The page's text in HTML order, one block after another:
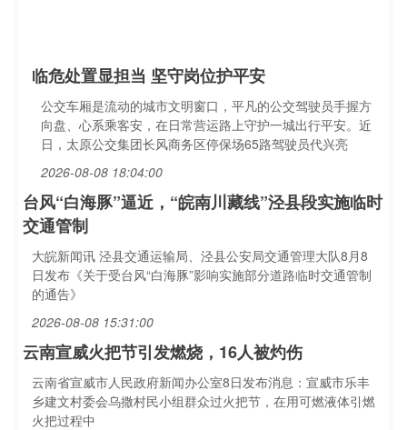
临危处置显担当 坚守岗位护平安
公交车厢是流动的城市文明窗口，平凡的公交驾驶员手握方
向盘、心系乘客安，在日常营运路上守护一城出行平安。近
日，太原公交集团长风商务区停保场65路驾驶员代兴亮
2026-08-08 18:04:00
台风“白海豚”逼近，“皖南川藏线”泾县段实施临时
交通管制
大皖新闻讯 泾县交通运输局、泾县公安局交通管理大队8月8
日发布《关于受台风“白海豚”影响实施部分道路临时交通管制
的通告》
2026-08-08 15:31:00
云南宣威火把节引发燃烧，16人被灼伤
云南省宣威市人民政府新闻办公室8日发布消息：宣威市乐丰
乡建文村委会乌撒村民小组群众过火把节，在用可燃液体引燃
火把过程中